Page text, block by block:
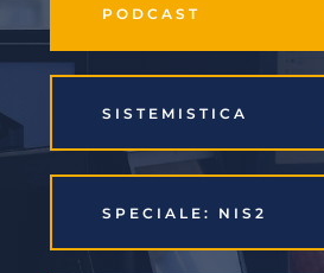
PODCAST
SISTEMISTICA
SPECIALE: NIS2